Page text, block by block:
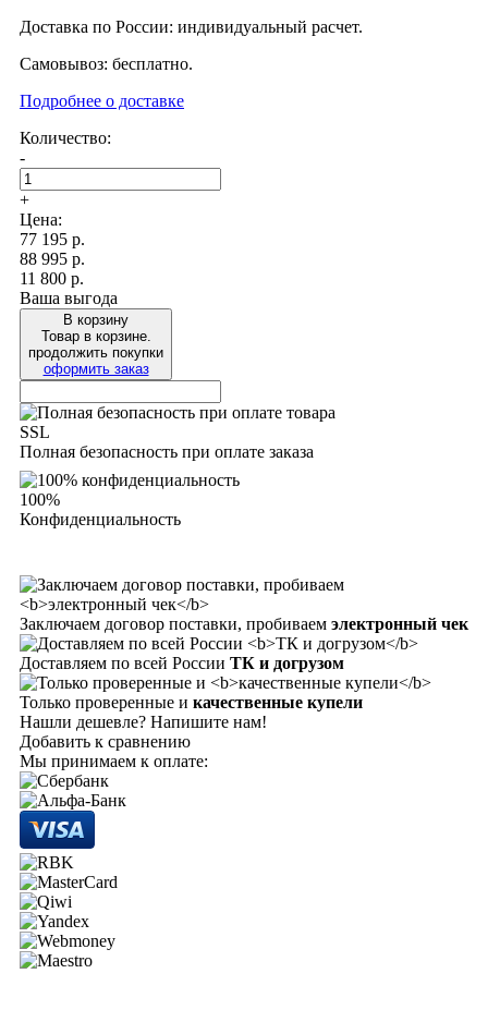
Доставка по России: индивидуальный расчет.
Самовывоз: бесплатно.
Подробнее о доставке
Количество:
-
+
Цена:
77 195 р.
88 995 р.
11 800 р.
Ваша выгода
В корзину
Товар в корзине.
продолжить покупки
оформить заказ
SSL
Полная безопасность при оплате заказа
100%
Конфиденциальность
Заключаем договор поставки, пробиваем электронный чек
Доставляем по всей России ТК и догрузом
Только проверенные и качественные купели
Нашли дешевле? Напишите нам!
Добавить к сравнению
Мы принимаем к оплате: